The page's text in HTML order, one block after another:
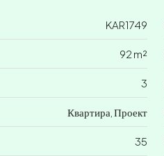
KAR1749
92 m²
3
Квартира, Проект
35